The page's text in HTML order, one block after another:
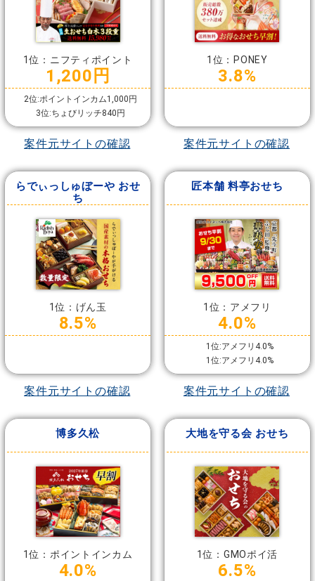
1位：ニフティポイント
1,200円
2位:ポイントインカム1,000円
3位:ちょびリッチ840円
案件元サイトの確認
1位：PONEY
3.8%
案件元サイトの確認
らでぃっしゅぼーや おせ
ち
1位：げん玉
8.5%
案件元サイトの確認
匠本舗 料亭おせち
1位：アメフリ
4.0%
1位:アメフリ4.0%
1位:アメフリ4.0%
案件元サイトの確認
博多久松
1位：ポイントインカム
4.0%
大地を守る会 おせち
1位：GMOポイ活
6.5%